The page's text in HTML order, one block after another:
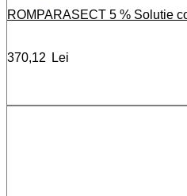
ROMPARASECT 5 % Solutie
370,12 Lei